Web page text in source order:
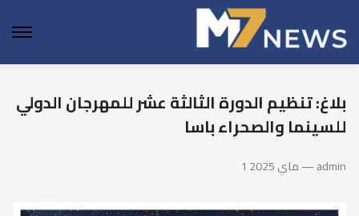
بلاغ: تنظيم الدورة الثالثة عشر للمهرجان الدولي
للسينما والصحراء باسا
1 ماي 2025 — admin